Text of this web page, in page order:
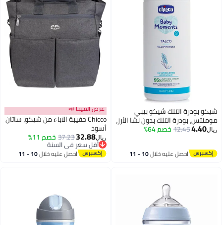
شيكو بودرة التلك شيكو بيبي
مومنتس، بودرة التلك بدون نشا الأرز،
تترك البشرة جافة وناعمة، من عمر
ريال4.40
12.45خصم 64%
احصل عليه خلال 10 - 11
عرض الميجا 📣
Chicco حقيبة الآباء من شيكو، ساتان
أسود
ريال32.88
37.23خصم 11%
أقل سعر في السنة
أقل سعر في السنة
احصل عليه خلال 10 - 11